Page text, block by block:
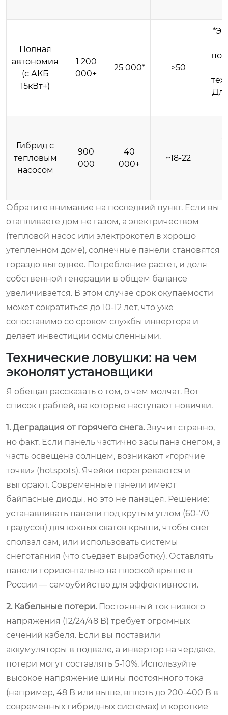
Полная
автономия
(с АКБ
15кВт+)
1 200
000+
25 000* >50
Гибрид с
тепловым
насосом
900
000
40
000+
~18-22
Обратите внимание на последний пункт. Если вы
отапливаете дом не газом, а электричеством
(тепловой насос или электрокотел в хорошо
утепленном доме), солнечные панели становятся
гораздо выгоднее. Потребление растет, и доля
собственной генерации в общем балансе
увеличивается. В этом случае срок окупаемости
может сократиться до 10-12 лет, что уже
сопоставимо со сроком службы инвертора и
делает инвестиции осмысленными.
Технические ловушки: на чем
эконолят установщики
Я обещал рассказать о том, о чем молчат. Вот
список граблей, на которые наступают новички.
1. Деградация от горячего снега. Звучит странно,
но факт. Если панель частично засыпана снегом, а
часть освещена солнцем, возникают «горячие
точки» (hotspots). Ячейки перегреваются и
выгорают. Современные панели имеют
байпасные диоды, но это не панацея. Решение:
устанавливать панели под крутым углом (60-70
градусов) для южных скатов крыши, чтобы снег
сползал сам, или использовать системы
снеготаяния (что съедает выработку). Оставлять
панели горизонтально на плоской крыше в
России — самоубийство для эффективности.
2. Кабельные потери. Постоянный ток низкого
напряжения (12/24/48 В) требует огромных
сечений кабеля. Если вы поставили
аккумуляторы в подвале, а инвертор на чердаке,
потери могут составлять 5-10%. Используйте
высокое напряжение шины постоянного тока
(например, 48 В или выше, вплоть до 200-400 В в
современных гибридных системах) и короткие